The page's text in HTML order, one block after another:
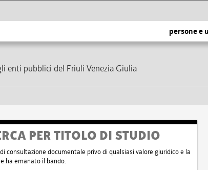
persone e
enti pubblici del Friuli Venezia Giulia
PER TITOLO DI STUDIO
documentale privo di qualsiasi valore giuridico e la
ha emanato il bando.